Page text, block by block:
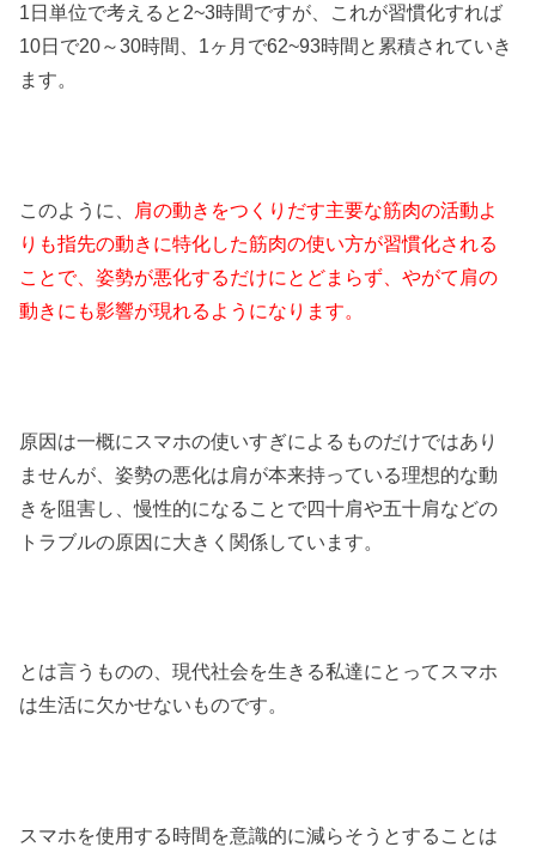
1日単位で考えると2~3時間ですが、これが習慣化すれば
10日で20～30時間、1ヶ月で62~93時間と累積されていき
ます。
このように、 肩の動きをつくりだす主要な筋肉の活動よ
りも指先の動きに特化した筋肉の使い方が習慣化される
ことで、姿勢が悪化するだけにとどまらず、やがて肩の
動きにも影響が現れるようになります。
原因は一概にスマホの使いすぎによるものだけではあり
ませんが、姿勢の悪化は肩が本来持っている理想的な動
きを阻害し、慢性的になることで四十肩や五十肩などの
トラブルの原因に大きく関係しています。
とは言うものの、現代社会を生きる私達にとってスマホ
は生活に欠かせないものです。
スマホを使用する時間を意識的に減らそうとすることは